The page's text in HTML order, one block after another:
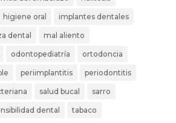
higiene oral implantes dentales
dental mal aliento
odontopediatría ortodoncia
periimplantitis periodontitis
salud bucal sarro
dental tabaco